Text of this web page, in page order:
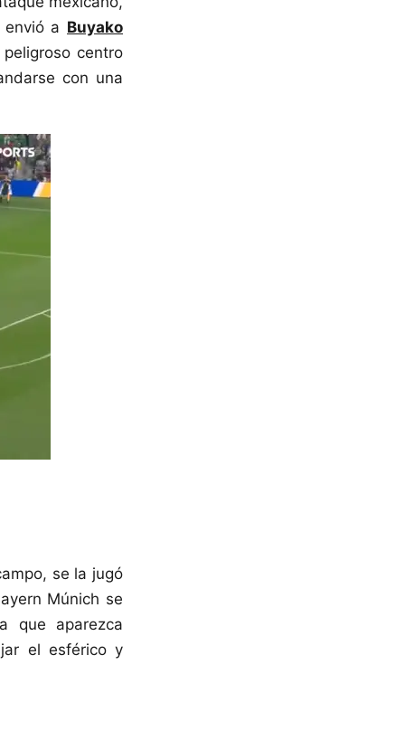
a Buyako
centro
con una
se la jugó
Múnich se
que aparezca
el esférico y